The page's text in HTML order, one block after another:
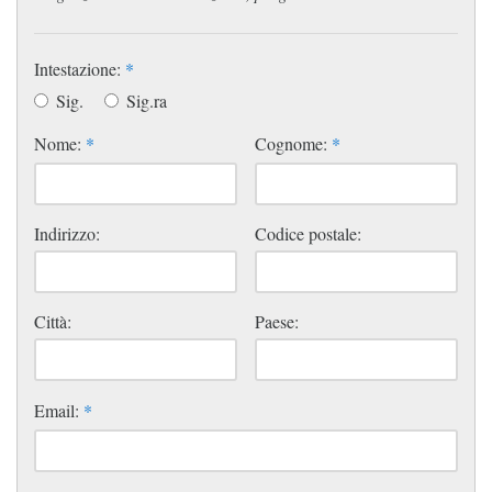
Intestazione: *
Sig.
Sig.ra
Nome: * Cognome: *
Indirizzo: Codice postale:
Città: Paese:
Email: *